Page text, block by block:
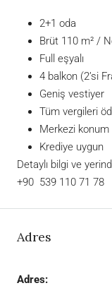
2+1 oda
Brüt 110 m² /
Full eşyalı
4 balkon (2’si
Geniş vestiyer
Tüm vergileri
Merkezi konum
Krediye uygun
Detaylı bilgi ve
+90 539 110 71 78
Adres
Adres: